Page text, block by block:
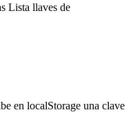
Lista llaves de
en localStorage una clave